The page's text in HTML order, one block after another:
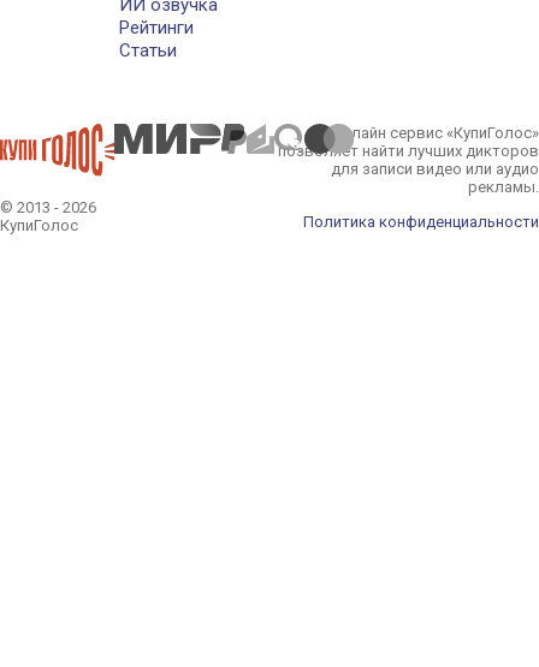
ИИ озвучка
Рейтинги
Статьи
© 2013 - 2026
КупиГолос
Онлайн сервис «КупиГолос»
позволяет найти лучших дикторов
для записи видео или аудио
рекламы.
Политика конфиденциальности